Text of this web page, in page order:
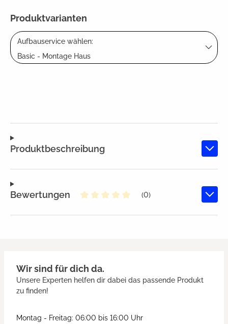
Produktvarianten
Aufbauservice wählen:
Basic - Montage Haus
Produktbeschreibung
Bewertungen
(0)
Wir sind für dich da.
Unsere Experten helfen dir dabei das passende Produkt
zu finden!
Montag - Freitag: 06:00 bis 16:00 Uhr